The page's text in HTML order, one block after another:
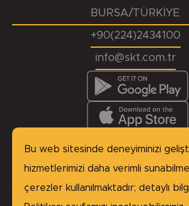
BURSA/TÜRKİYE
+90(224)2434100
info@skt.com.tr
Bu web sitesinde deneyiminizi
hizmetlerimizi daha verimli
çerezler kullanılmaktadır; detaylı